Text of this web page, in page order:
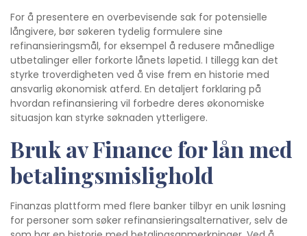
For å presentere en overbevisende sak for potensielle
långivere, bør søkeren tydelig formulere sine
refinansieringsmål, for eksempel å redusere månedlige
utbetalinger eller forkorte lånets løpetid. I tillegg kan det
styrke troverdigheten ved å vise frem en historie med
ansvarlig økonomisk atferd. En detaljert forklaring på
hvordan refinansiering vil forbedre deres økonomiske
situasjon kan styrke søknaden ytterligere.
Bruk av Finance for lån med
betalingsmislighold
Finanzas plattform med flere banker tilbyr en unik løsning
for personer som søker refinansieringsalternativer, selv de